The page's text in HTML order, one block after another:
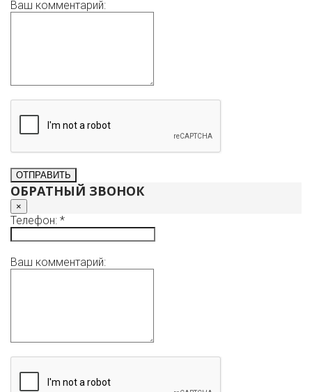
Ваш комментарий:
ОБРАТНЫЙ ЗВОНОК
×
Телефон: *
Ваш комментарий: